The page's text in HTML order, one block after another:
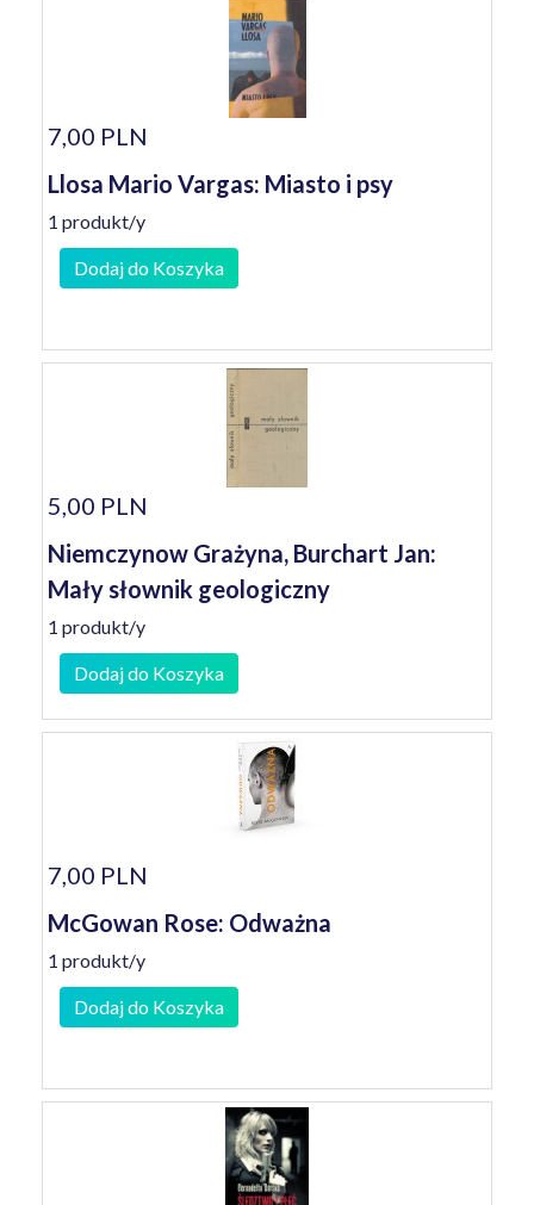
7,00 PLN
Llosa Mario Vargas: Miasto i psy
1 produkt/y
Dodaj do Koszyka
5,00 PLN
Niemczynow Grażyna, Burchart Jan:
Mały słownik geologiczny
1 produkt/y
Dodaj do Koszyka
7,00 PLN
McGowan Rose: Odważna
1 produkt/y
Dodaj do Koszyka